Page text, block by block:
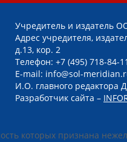
Учредитель и издатель
Адрес учредителя,
д.13, кор. 2
Телефон: +7 (495) 718-84-11
E-mail: info@sol-
И.О. главного редактора
Разработчик сайта –
которых признана